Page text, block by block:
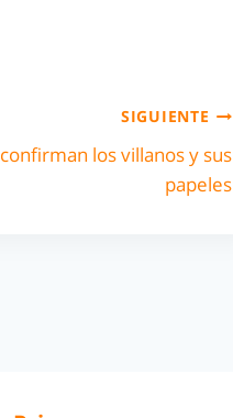
SIGUIENTE
los villanos y sus
papeles